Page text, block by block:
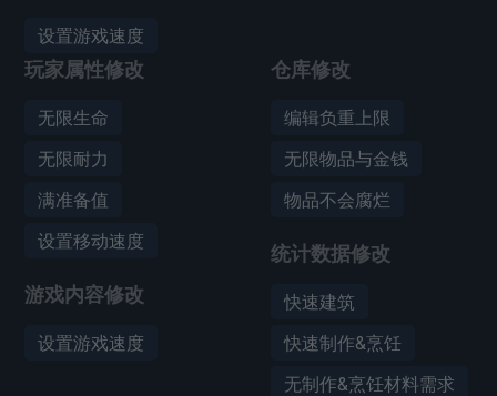
设置游戏速度
玩家属性修改
无限生命
无限耐力
满准备值
设置移动速度
游戏内容修改
设置游戏速度
仓库修改
编辑负重上限
无限物品与金钱
物品不会腐烂
统计数据修改
快速建筑
快速制作&烹饪
无制作&烹饪材料需求